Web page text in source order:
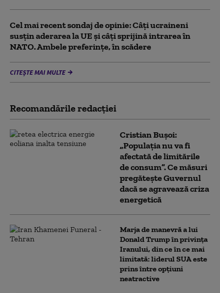
Cel mai recent sondaj de opinie: Câți ucraineni
susțin aderarea la UE și câți sprijină intrarea în
NATO. Ambele preferințe, în scădere
CITEȘTE MAI MULTE
Recomandările redacţiei
Cristian Bușoi:
„Populația nu va fi
afectată de limitările
de consum”. Ce măsuri
pregătește Guvernul
dacă se agravează criza
energetică
Marja de manevră a lui
Donald Trump în privința
Iranului, din ce în ce mai
limitată: liderul SUA este
prins între opțiuni
neatractive